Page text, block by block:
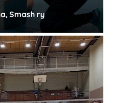
Smash ry